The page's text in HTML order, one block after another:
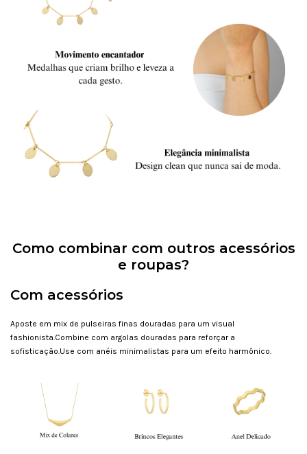
Como combinar com outros acessórios
e roupas?
Com acessórios
Aposte em mix de pulseiras finas douradas para um visual
fashionista.Combine com argolas douradas para reforçar a
sofisticação.Use com anéis minimalistas para um efeito harmônico.